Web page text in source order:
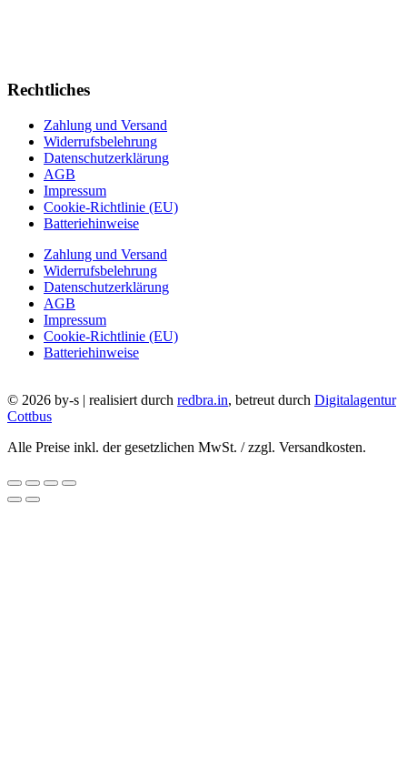
Rechtliches
Zahlung und Versand
Widerrufsbelehrung
Datenschutzerklärung
AGB
Impressum
Cookie-Richtlinie (EU)
Batteriehinweise
Zahlung und Versand
Widerrufsbelehrung
Datenschutzerklärung
AGB
Impressum
Cookie-Richtlinie (EU)
Batteriehinweise
© 2026 by-s | realisiert durch redbra.in, betreut durch Digitalagentur
Cottbus
Alle Preise inkl. der gesetzlichen MwSt. / zzgl. Versandkosten.